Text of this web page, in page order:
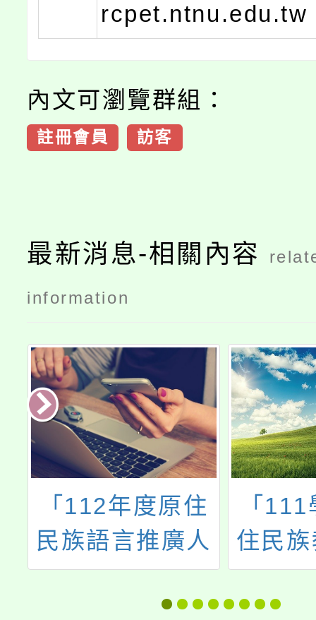
rcpet.ntnu.edu.tw
內文可瀏覽群組：
註冊會員 訪客
最新消息-相關內容
information
「112年度原住
民族語言推廣人
員設置補助計
畫」第5次甄選
「
住民
統計
填